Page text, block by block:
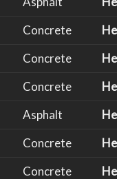
Concrete
Concrete
Concrete
Asphalt
Concrete
Concrete